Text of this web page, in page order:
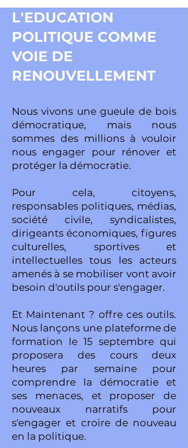
L'EDUCATION
POLITIQUE COMME
VOIE DE
RENOUVELLEMENT
Nous vivons une gueule de bois
démocratique, mais nous
sommes des millions à vouloir
nous engager pour rénover et
protéger la démocratie.
Pour cela, citoyens,
responsables politiques, médias,
société civile, syndicalistes,
dirigeants économiques, figures
culturelles, sportives et
intellectuelles tous les acteurs
amenés à se mobiliser vont avoir
besoin d'outils pour s'engager.
Et Maintenant ? offre ces outils.
Nous lançons une plateforme de
formation le 15 septembre qui
proposera des cours deux
heures par semaine pour
comprendre la démocratie et
ses menaces, et proposer de
nouveaux narratifs pour
s'engager et croire de nouveau
en la politique.